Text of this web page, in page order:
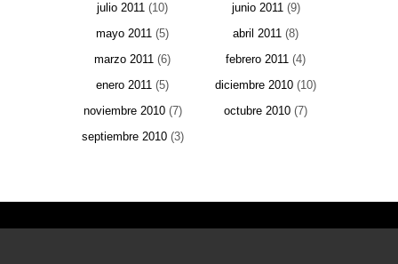
julio 2011 (10) junio 2011(9)
mayo 2011 (5) abril 2011 (8)
marzo 2011 (6) febrero 2011 (4)
enero 2011 (5) diciembre 2010 (10)
noviembre 2010(7) octubre 2010 (7)
septiembre 2010(3)